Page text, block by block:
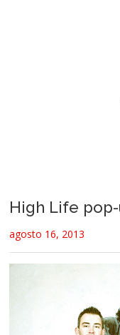
High Life
agosto 16, 2013